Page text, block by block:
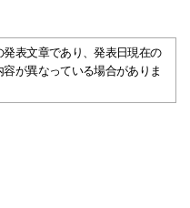
表文章であり、発表日現在の
が異なっている場合がありま